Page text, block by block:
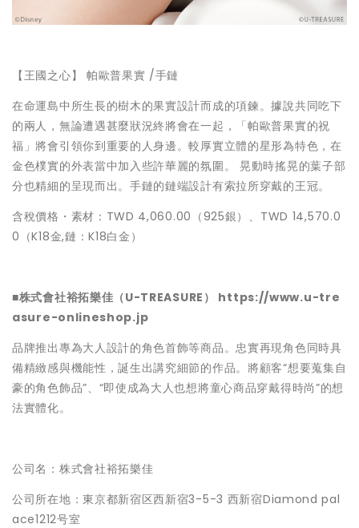
【王國之心】 帕歐普果實 /手鏈
在命運島中所生長的樹木的果實設計而成的項鍊。據說共同吃下
的兩人，無論遭遇甚麼狀況終將會在一起，「帕歐普果實的祝
福」將會引領你到重要的人身邊。較厚實立體的星形為特色，在
金色樸實的外表當中加入些許華麗的氛圍。 晃動時搖晃的葉子部
分也精細的呈現而出。手鏈的鏈端設計有索拉所穿戴的王冠。
含稅價格・素材：TWD 4,060.00（925銀）、TWD 14,570.0
0（K18金,鏈：K18白金）
■株式會社裕拓樂佳（U-TREASURE） https://www.u-tre
asure-onlineshop.jp
品牌推出專為大人設計的角色首飾等商品。忠實再現角色同時具
備精緻感與機能性，誕生出講究細節的作品。將顧客“想要蒐集自
豪的角色飾品”、“即使成為大人也想將童心商品穿戴得時尚”的想
法實體化。
公司名：株式會社裕拓樂佳
公司所在地：東京都新宿区西新宿3-5-3 西新宿Diamond pal
ace1212号室